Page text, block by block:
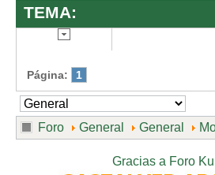
TEMA:
Página: 1
Foro General General
Gracias a Foro